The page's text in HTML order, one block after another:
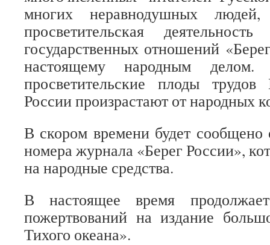
многих неравнодушных
просветительская
государственных отношений
настоящему народным делом.
просветительские плоды
России произрастают от народных
В скором времени будет сообщено
номера журнала «Берег России»,
на народные средства.
В настоящее время
пожертвований на издание
Тихого океана».